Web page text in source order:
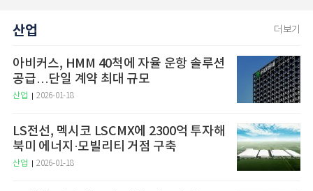
산업 더보기
아비커스, HMM 40척에 자율 운항 솔루션
공급…단일 계약 최대 규모
산업 2026-01-18
LS전선, 멕시코 LSCMX에 2300억 투자해
북미 에너지·모빌리티 거점 구축
산업 2026-01-18